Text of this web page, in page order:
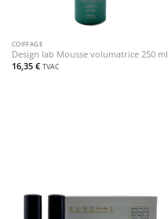
COIFFAGE
Design lab Mousse volumatrice 250 ml
16,35 € TVAC